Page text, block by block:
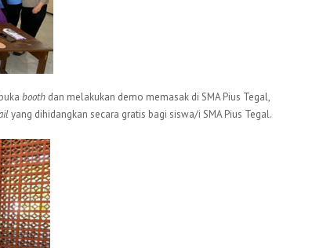
booth dan melakukan demo memasak di SMA Pius Tegal,
yang dihidangkan secara gratis bagi siswa/i SMA Pius Tegal.